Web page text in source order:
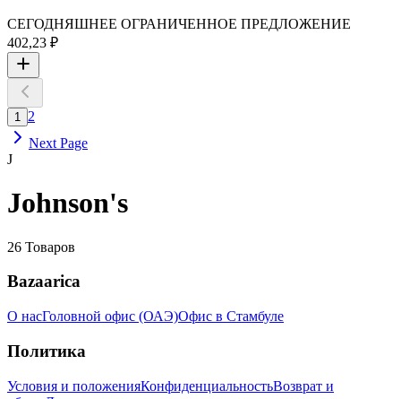
СЕГОДНЯШНЕЕ ОГРАНИЧЕННОЕ ПРЕДЛОЖЕНИЕ
402,23 ₽
1
2
Next Page
J
Johnson's
26 Товаров
Bazaarica
О насГоловной офис (ОАЭ)Офис в Стамбуле
Политика
Условия и положенияКонфиденциальностьВозврат и